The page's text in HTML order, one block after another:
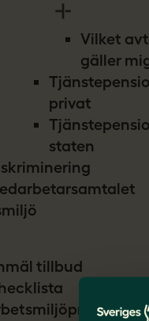
Vilket
gäller
privat
staten
tillbud